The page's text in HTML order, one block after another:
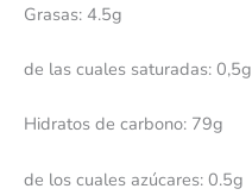
Grasas: 4.5g
de las cuales saturadas: 0,5g
Hidratos de carbono: 79g
de los cuales azúcares: 0.5g